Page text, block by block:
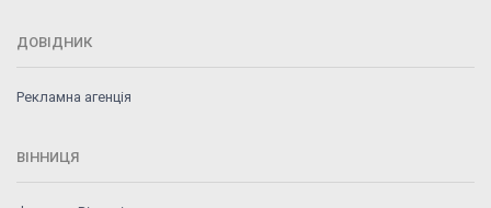
ДОВІДНИК
Рекламна агенція
ВІННИЦЯ